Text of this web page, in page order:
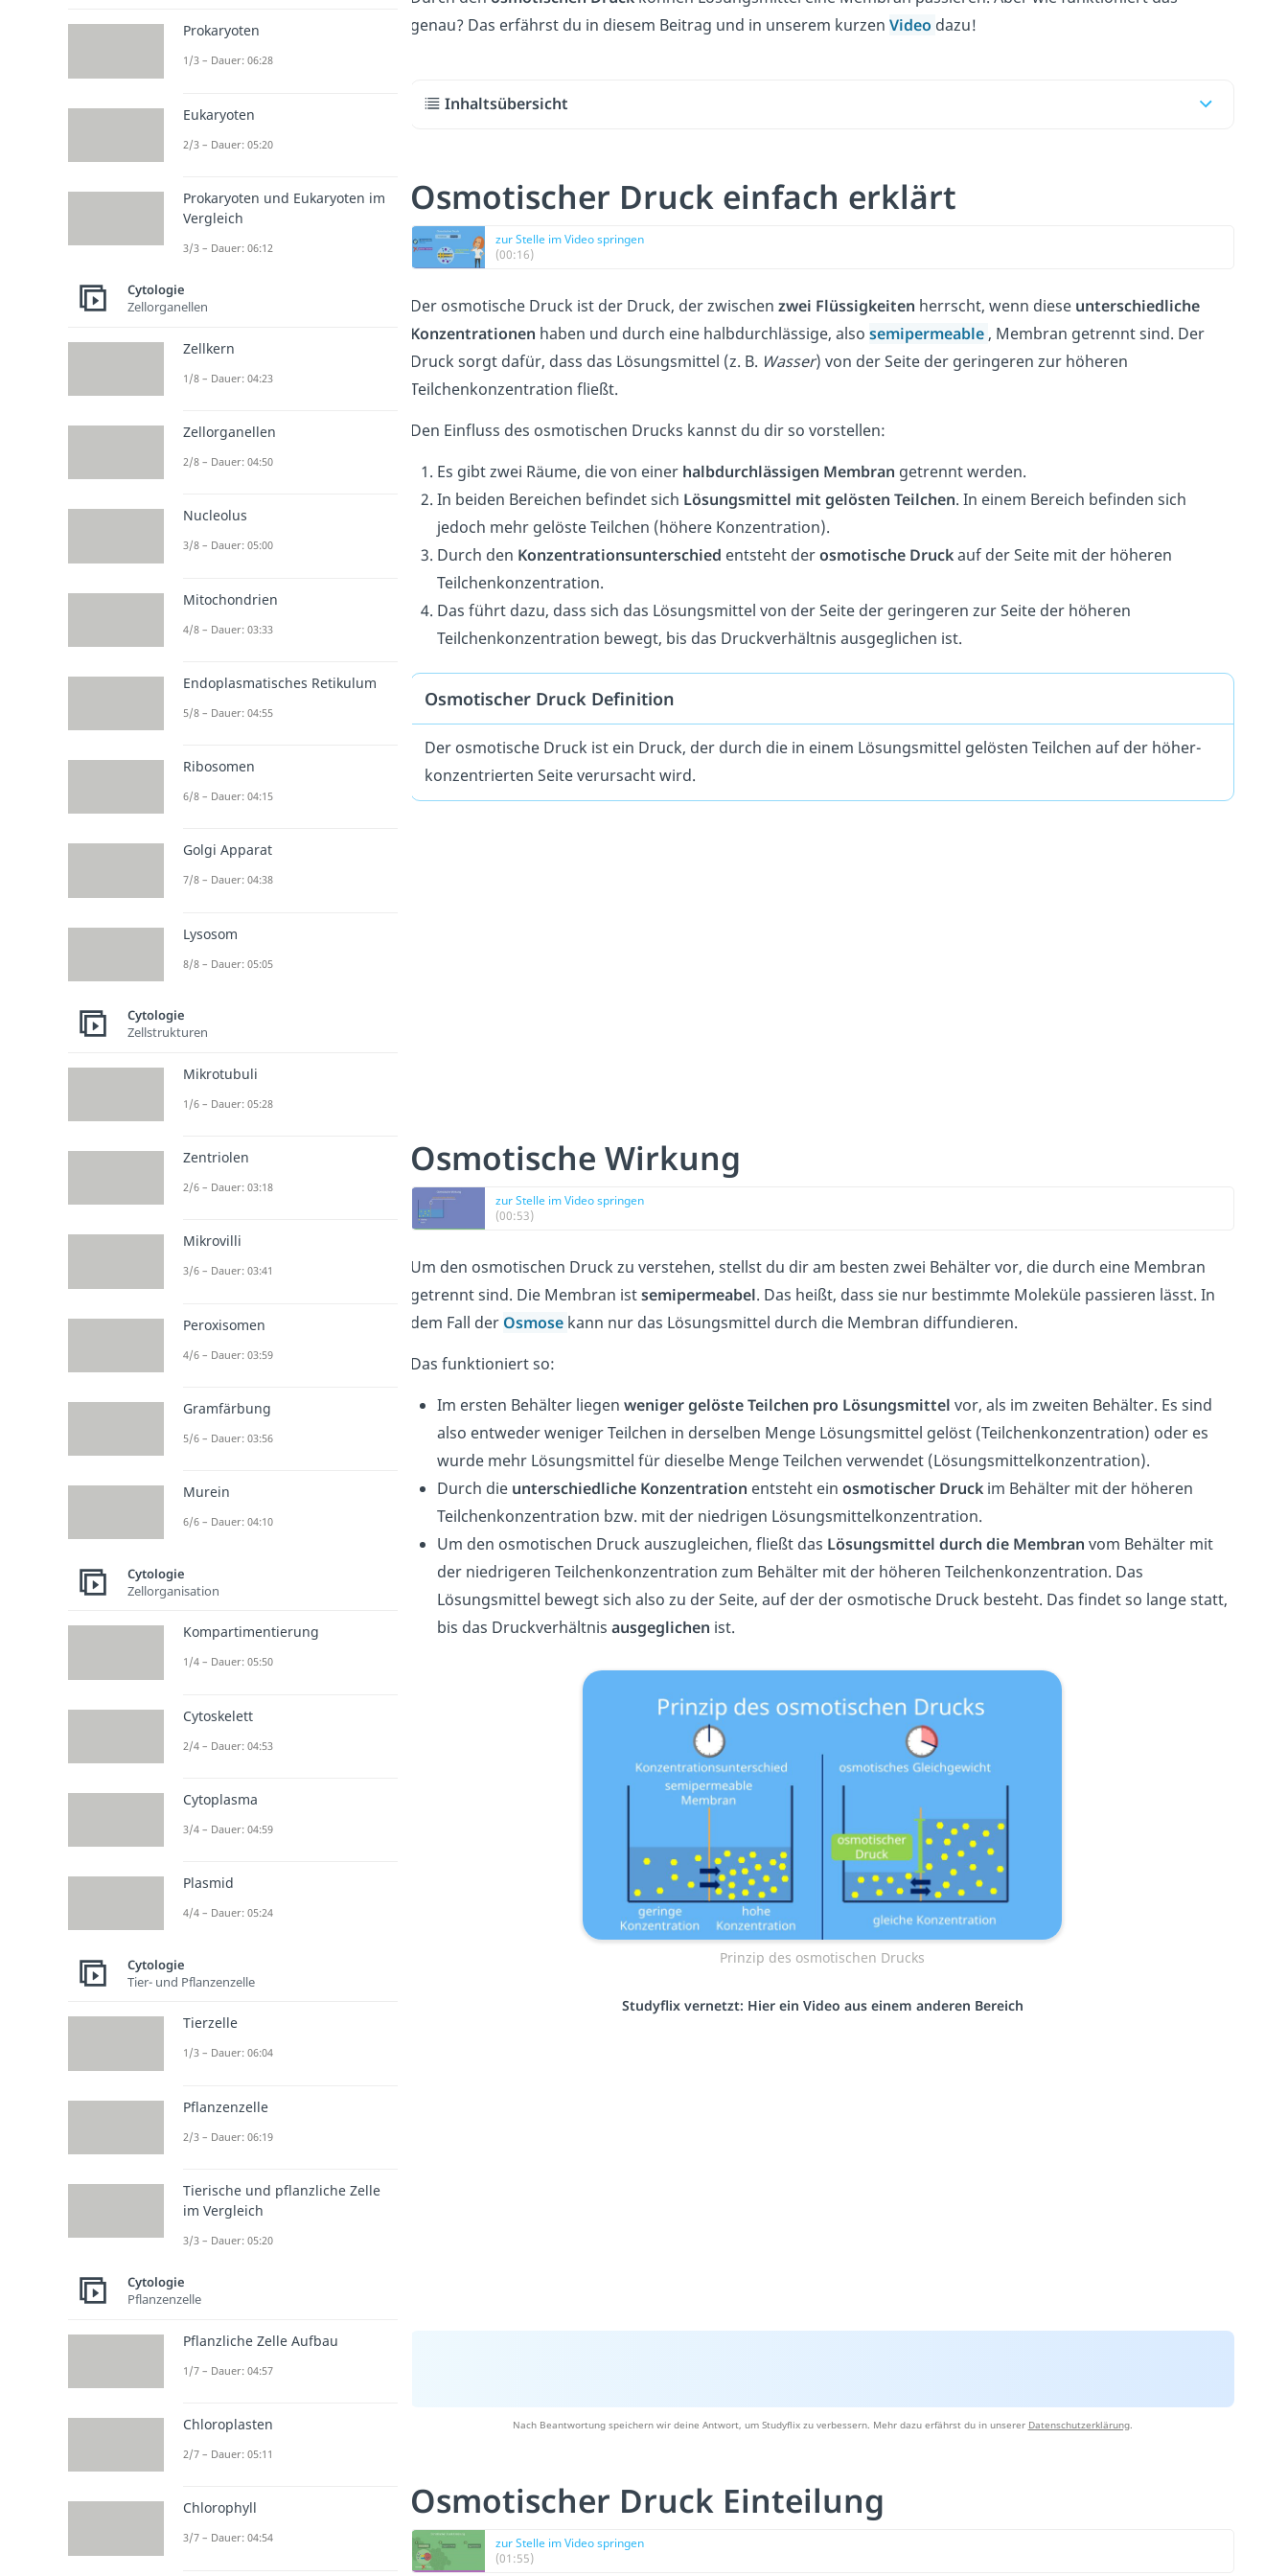
genau? Das erfährst du in diesem Beitrag und in unserem kurzen Video dazu!
Inhaltsübersicht
Osmotischer Druck einfach erklärt
zur Stelle im Video springen
(00:16)
Der osmotische Druck ist der Druck, der zwischen zwei Flüssigkeiten herrscht, wenn diese unterschiedliche
Konzentrationen haben und durch eine halbdurchlässige, also semipermeable , Membran getrennt sind. Der
Druck sorgt dafür, dass das Lösungsmittel (z. B. Wasser) von der Seite der geringeren zur höheren
Teilchenkonzentration fließt.
Den Einfluss des osmotischen Drucks kannst du dir so vorstellen:
Es gibt zwei Räume, die von einer halbdurchlässigen Membran getrennt werden.
In beiden Bereichen befindet sich Lösungsmittel mit gelösten Teilchen. In einem Bereich befinden sich
jedoch mehr gelöste Teilchen (höhere Konzentration).
Durch den Konzentrationsunterschied entsteht derosmotische Druckauf der Seite mit der höheren
Teilchenkonzentration.
Das führt dazu, dass sich das Lösungsmittel von der Seite der geringeren zur Seite der höheren
Teilchenkonzentration bewegt, bis das Druckverhältnis ausgeglichen ist.
Osmotischer Druck Definition
Der osmotische Druck ist ein Druck, der durch die in einem Lösungsmittel gelösten Teilchen auf der höher-
konzentrierten Seite verursacht wird.
Osmotische Wirkung
zur Stelle im Video springen
(00:53)
Um den osmotischen Druck zu verstehen, stellst du dir am besten zwei Behälter vor, die durch eine Membran
getrennt sind. Die Membran istsemipermeabel. Das heißt, dass sie nur bestimmte Moleküle passieren lässt. In
dem Fall der Osmose kann nur das Lösungsmittel durch die Membran diffundieren.
Das funktioniert so:
Im ersten Behälter liegen weniger gelöste Teilchen pro Lösungsmittel vor, als im zweiten Behälter. Es sind
also entweder weniger Teilchen in derselben Menge Lösungsmittel gelöst (Teilchenkonzentration) oder es
wurde mehr Lösungsmittel für dieselbe Menge Teilchen verwendet (Lösungsmittelkonzentration).
Durch die unterschiedliche Konzentration entsteht ein osmotischer Druck im Behälter mit der höheren
Teilchenkonzentration bzw. mit der niedrigen Lösungsmittelkonzentration.
Um den osmotischen Druck auszugleichen, fließt das Lösungsmittel durch die Membran vom Behälter mit
der niedrigeren Teilchenkonzentration zum Behälter mit der höheren Teilchenkonzentration. Das
Lösungsmittel bewegt sich also zu der Seite, auf der der osmotische Druck besteht. Das findet so lange statt,
bis das Druckverhältnis ausgeglichen ist.
Prinzip des osmotischen Drucks
Studyflix vernetzt: Hier ein Video aus einem anderen Bereich
Nach Beantwortung speichern wir deine Antwort, um Studyflix zu verbessern. Mehr dazu erfährst du in unserer Datenschutzerklärung.
Osmotischer Druck Einteilung
zur Stelle im Video springen
(01:55)
Prokaryoten
1/3 – Dauer: 06:28
Eukaryoten
2/3 – Dauer: 05:20
Prokaryoten und Eukaryoten im
Vergleich
3/3 – Dauer: 06:12
Cytologie
Zellorganellen
Zellkern
1/8 – Dauer: 04:23
Zellorganellen
2/8 – Dauer: 04:50
Nucleolus
3/8 – Dauer: 05:00
Mitochondrien
4/8 – Dauer: 03:33
Endoplasmatisches Retikulum
5/8 – Dauer: 04:55
Ribosomen
6/8 – Dauer: 04:15
Golgi Apparat
7/8 – Dauer: 04:38
Lysosom
8/8 – Dauer: 05:05
Cytologie
Zellstrukturen
Mikrotubuli
1/6 – Dauer: 05:28
Zentriolen
2/6 – Dauer: 03:18
Mikrovilli
3/6 – Dauer: 03:41
Peroxisomen
4/6 – Dauer: 03:59
Gramfärbung
5/6 – Dauer: 03:56
Murein
6/6 – Dauer: 04:10
Cytologie
Zellorganisation
Kompartimentierung
1/4 – Dauer: 05:50
Cytoskelett
2/4 – Dauer: 04:53
Cytoplasma
3/4 – Dauer: 04:59
Plasmid
4/4 – Dauer: 05:24
Cytologie
Tier- und Pflanzenzelle
Tierzelle
1/3 – Dauer: 06:04
Pflanzenzelle
2/3 – Dauer: 06:19
Tierische und pflanzliche Zelle
im Vergleich
3/3 – Dauer: 05:20
Cytologie
Pflanzenzelle
Pflanzliche Zelle Aufbau
1/7 – Dauer: 04:57
Chloroplasten
2/7 – Dauer: 05:11
Chlorophyll
3/7 – Dauer: 04:54